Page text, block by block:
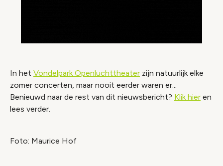
In het Vondelpark Openluchttheater zijn natuurlijk elke
zomer concerten, maar nooit eerder waren er...
Benieuwd naar de rest van dit nieuwsbericht? Klik hier en
lees verder.
Foto: Maurice Hof